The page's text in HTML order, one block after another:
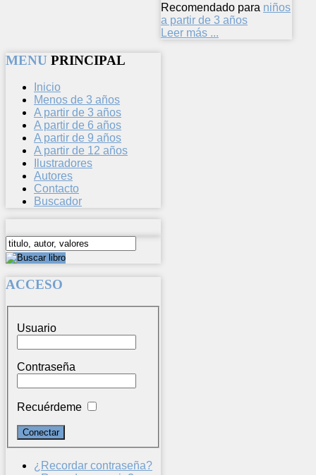
Recomendado para niños
a partir de 3 años
Leer más ...
MENU PRINCIPAL
Inicio
Menos de 3 años
A partir de 3 años
A partir de 6 años
A partir de 9 años
A partir de 12 años
Ilustradores
Autores
Contacto
Buscador
ACCESO
Usuario
Contraseña
Recuérdeme
¿Recordar contraseña?